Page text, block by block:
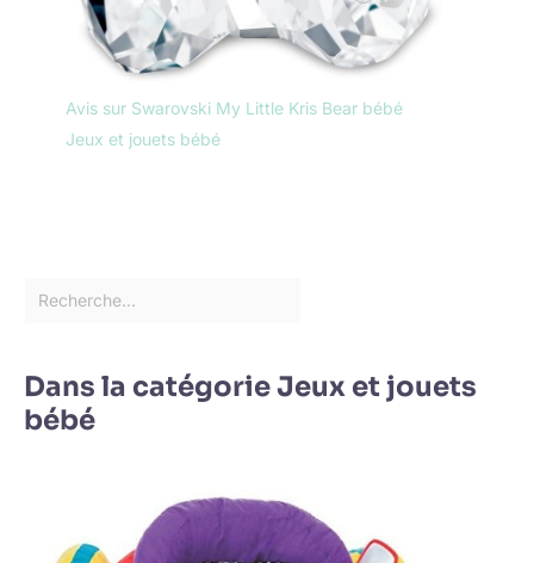
Avis sur Swarovski My Little Kris Bear bébé
Jeux et jouets bébé
Dans la catégorie Jeux et jouets
bébé